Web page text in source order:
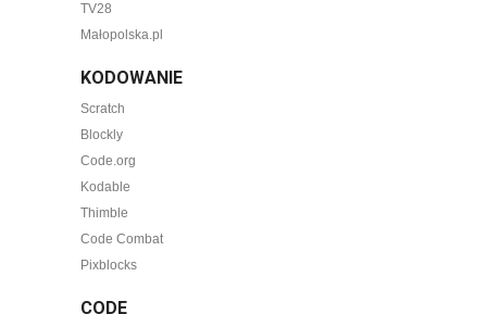
TV28
Małopolska.pl
KODOWANIE
Scratch
Blockly
Code.org
Kodable
Thimble
Code Combat
Pixblocks
CODE